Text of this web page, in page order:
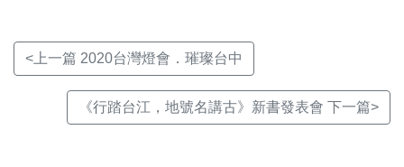
<上一篇 2020台灣燈會．璀璨台中
《行踏台江，地號名講古》新書發表會 下一篇>